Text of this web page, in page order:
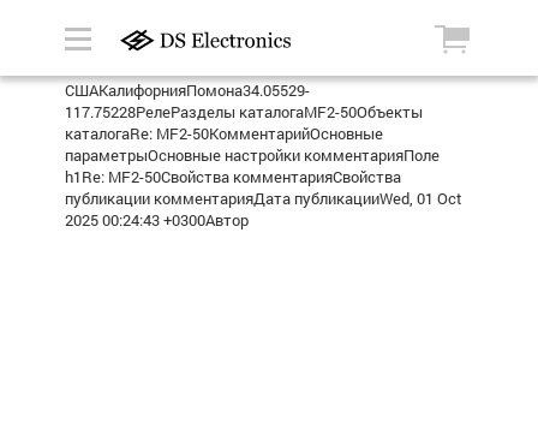
СШАКалифорнияПомона34.05529-
117.75228РелеРазделы каталогаMF2-50Объекты
каталогаRe: MF2-50КомментарийОсновные
параметрыОсновные настройки комментарияПоле
h1Re: MF2-50Свойства комментарияСвойства
публикации комментарияДата публикацииWed, 01 Oct
2025 00:24:43 +0300Автор